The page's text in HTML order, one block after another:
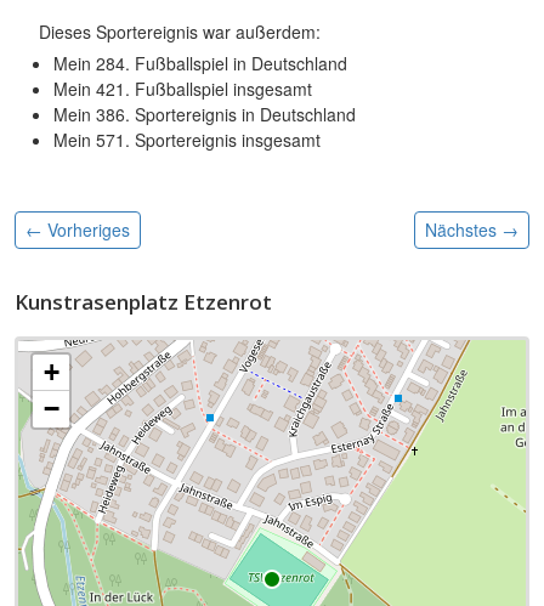
Dieses Sportereignis war außerdem:
Mein 284. Fußballspiel in Deutschland
Mein 421. Fußballspiel insgesamt
Mein 386. Sportereignis in Deutschland
Mein 571. Sportereignis insgesamt
← Vorheriges Nächstes →
Kunstrasenplatz Etzenrot
+
−